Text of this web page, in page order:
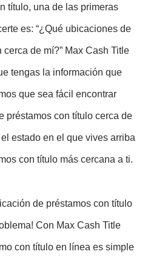
título, una de las primeras
es: “¿Qué ubicaciones de
de mí?” Max Cash Title
tengas la información que
que sea fácil encontrar
préstamos con título cerca de
estado en el que vives arriba
con título más cercana a ti.
de préstamos con título
Con Max Cash Title
con título en línea es simple